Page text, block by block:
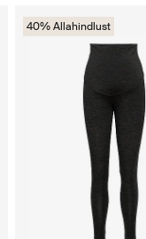
40% Allahindlust